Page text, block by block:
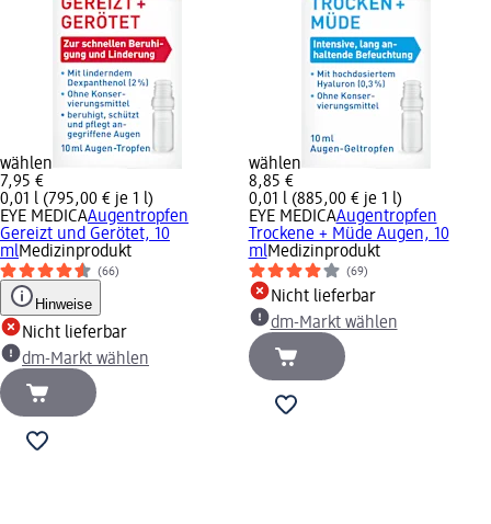
wählen
7,95 €
0,01 l (795,00 € je 1 l)
EYE MEDICAAugentropfen
Gereizt und Gerötet, 10
mlMedizinprodukt
(66)
Hinweise
Nicht lieferbar
dm-Markt wählen
wählen
8,85 €
0,01 l (885,00 € je 1 l)
EYE MEDICAAugentropfen
Trockene + Müde Augen, 10
mlMedizinprodukt
(69)
Nicht lieferbar
dm-Markt wählen